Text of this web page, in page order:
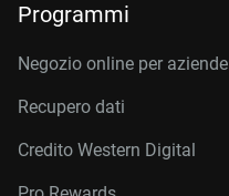
Programmi
Negozio online per aziende
Recupero dati
Credito Western Digital